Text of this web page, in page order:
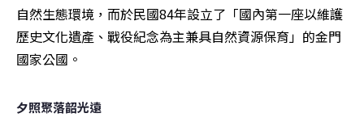
自然生態環境，而於民國84年設立了「國內第一座以維護
歷史文化遺產、戰役紀念為主兼具自然資源保育」的金門
國家公國。
夕照聚落韶光遠